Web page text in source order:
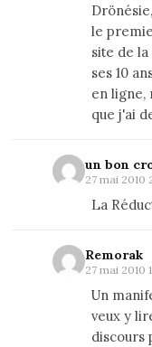
le
site de
ses 10
en ligne,
que j'ai
un bon
27 mai 2010
La
Remorak
27 mai 2010
Un
veux y
discours